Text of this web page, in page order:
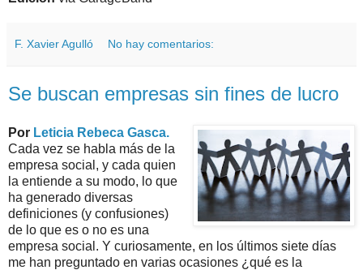
F. Xavier Agulló No hay comentarios:
Se buscan empresas sin fines de lucro
Por Leticia Rebeca Gasca.
Cada vez se habla más de la
empresa social, y cada quien
la entiende a su modo, lo que
ha generado diversas
definiciones (y confusiones)
de lo que es o no es una
empresa social. Y curiosamente, en los últimos siete días
me han preguntado en varias ocasiones ¿qué es la